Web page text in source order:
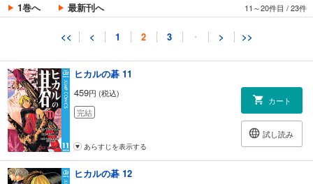
1巻へ 最新刊へ 11～20件目 /23件
<< < 1 2 3 ・ > >>
完結
ヒカルの碁 11
459円 (税込)
完結
カート
試し読み
あらすじを表示する
ヒカルの碁 12